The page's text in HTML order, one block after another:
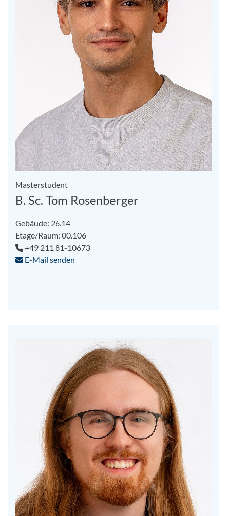
Masterstudent
B. Sc. Tom Rosenberger
Gebäude: 26.14
Etage/Raum: 00.106
+49 211 81-10673
E-Mail senden